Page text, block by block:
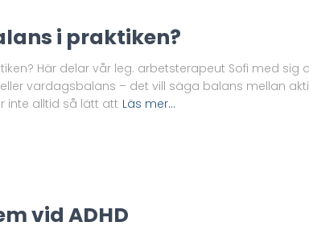
i praktiken?
Här delar vår leg. arbetsterapeut Sofi med
vardagsbalans – det vill säga balans mellan
inte alltid så lätt att Läs mer…
vid ADHD